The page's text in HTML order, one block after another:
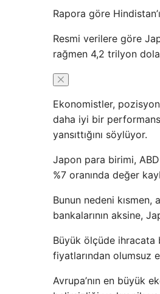
Rapora göre
Resmi verilere göre
rağmen 4,2 trilyon
Ekonomistler,
daha iyi bir
yansıttığını söylüyor.
Japon para birimi,
%7 oranında değer
Bunun nedeni
bankalarının aksine,
Büyük ölçüde ihracata
fiyatlarından olumsuz
Avrupa’nın en büyük